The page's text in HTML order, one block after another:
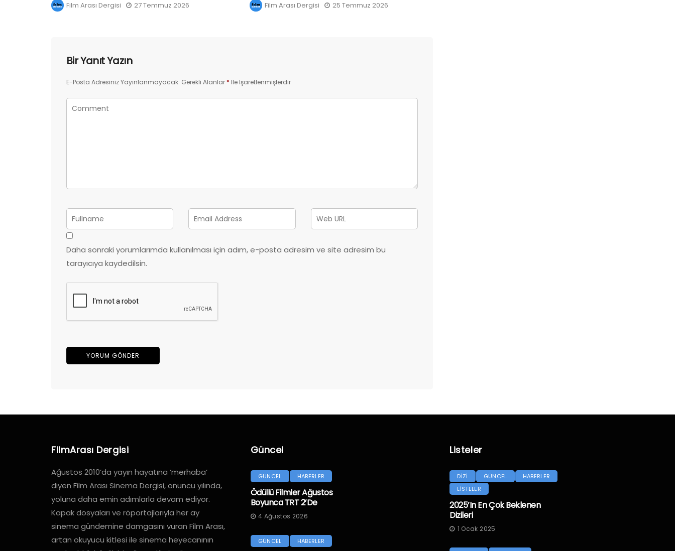
Film Arası Dergisi 27 Temmuz 2026 Film Arası Dergisi 25 Temmuz 2026
Bir Yanıt Yazın
E-Posta Adresiniz Yayınlanmayacak. Gerekli Alanlar * Ile Işaretlenmişlerdir
Daha sonraki yorumlarımda kullanılması için adım, e-posta adresim ve site adresim bu
tarayıcıya kaydedilsin.
FilmArası Dergisi
Ağustos 2010’da yayın hayatına ‘merhaba’
diyen Film Arası Sinema Dergisi, onuncu yılında,
yoluna daha emin adımlarla devam ediyor.
Kapak dosyaları ve röportajlarıyla her ay
sinema gündemine damgasını vuran Film Arası,
artan okuyucu kitlesi ile sinema heyecanının
Güncel
GÜNCEL HABERLER
Ödüllü Filmler Ağustos
Boyunca TRT 2’de
4 Ağustos 2026
GÜNCEL HABERLER
Listeler
DİZİ GÜNCEL
HABERLER
LİSTELER
2025’in En Çok Beklenen
Dizileri
1 Ocak 2025